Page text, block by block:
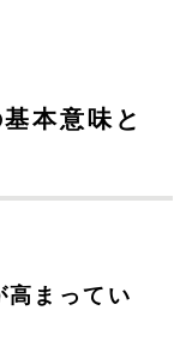
本意味と
高まってい